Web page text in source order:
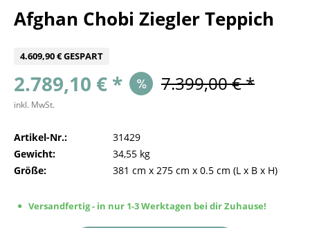
Afghan Chobi Ziegler Teppich
4.609,90 € GESPART
2.789,10 € * 7.399,00 € *
inkl. MwSt.
Artikel-Nr.:
31429
Gewicht:
34,55 kg
Größe:
381 cm x 275 cm x 0.5 cm (L x B x H)
Versandfertig - in nur 1-3 Werktagen bei dir Zuhause!